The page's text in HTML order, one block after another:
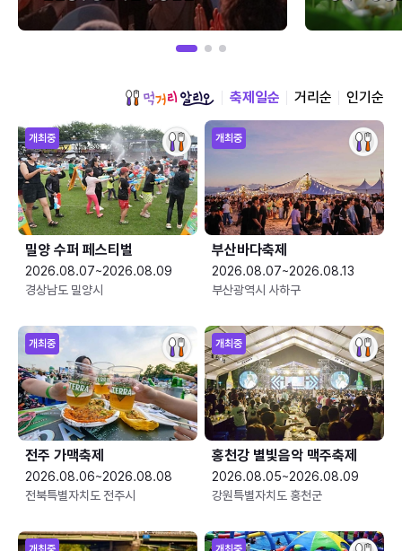
축제일순 거리순 인기순
개최중
밀양 수퍼 페스티벌
2026.08.07~2026.08.09
경상남도 밀양시
개최중
부산바다축제
2026.08.07~2026.08.13
부산광역시 사하구
개최중
전주 가맥축제
2026.08.06~2026.08.08
전북특별자치도 전주시
개최중
홍천강 별빛음악 맥주축제
2026.08.05~2026.08.09
강원특별자치도 홍천군